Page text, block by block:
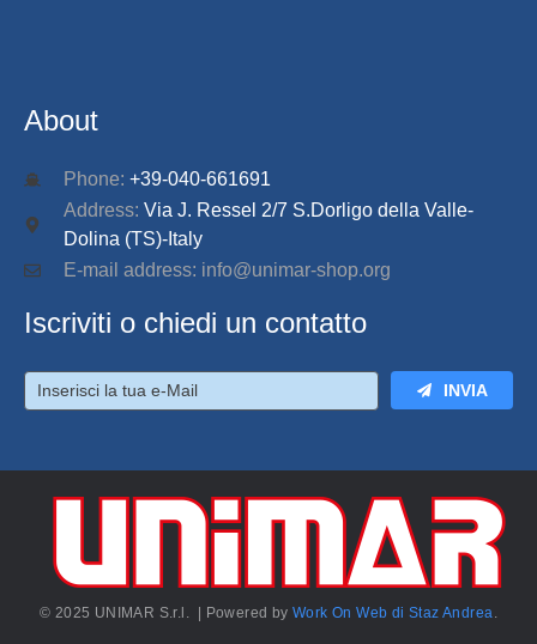
About
Phone: +39-040-661691
Address: Via J. Ressel 2/7 S.Dorligo della Valle-
Dolina (TS)-Italy
E-mail address: info@unimar-shop.org
Iscriviti o chiedi un contatto
INVIA
© 2025 UNIMAR S.r.l. | Powered byWork On Web di Staz Andrea.